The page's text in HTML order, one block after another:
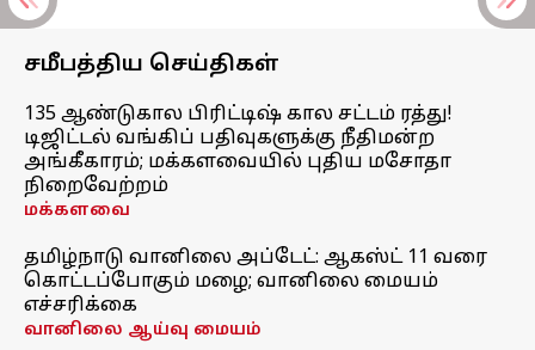
சமீபத்திய செய்திகள்
135 ஆண்டுகால பிரிட்டிஷ் கால சட்டம் ரத்து!
டிஜிட்டல் வங்கிப் பதிவுகளுக்கு நீதிமன்ற
அங்கீகாரம்; மக்களவையில் புதிய மசோதா
நிறைவேற்றம்
மக்களவை
தமிழ்நாடு வானிலை அப்டேட்: ஆகஸ்ட் 11 வரை
கொட்டப்போகும் மழை; வானிலை மையம்
எச்சரிக்கை
வானிலை ஆய்வு மையம்